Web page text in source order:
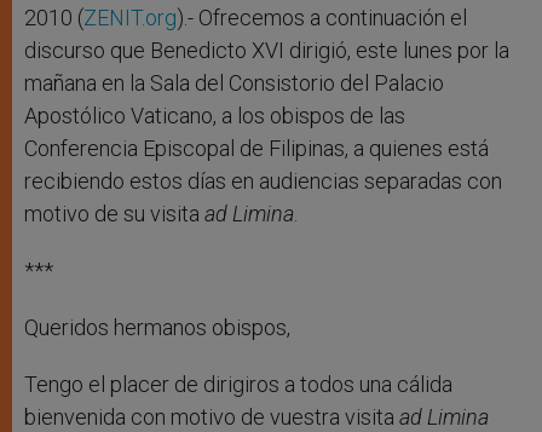
2010 (ZENIT.org).- Ofrecemos a continuación el
discurso que Benedicto XVI dirigió, este lunes por la
mañana en la Sala del Consistorio del Palacio
Apostólico Vaticano, a los obispos de las
Conferencia Episcopal de Filipinas, a quienes está
recibiendo estos días en audiencias separadas con
motivo de su visita ad Limina.
***
Queridos hermanos obispos,
Tengo el placer de dirigiros a todos una cálida
bienvenida con motivo de vuestra visita ad Limina